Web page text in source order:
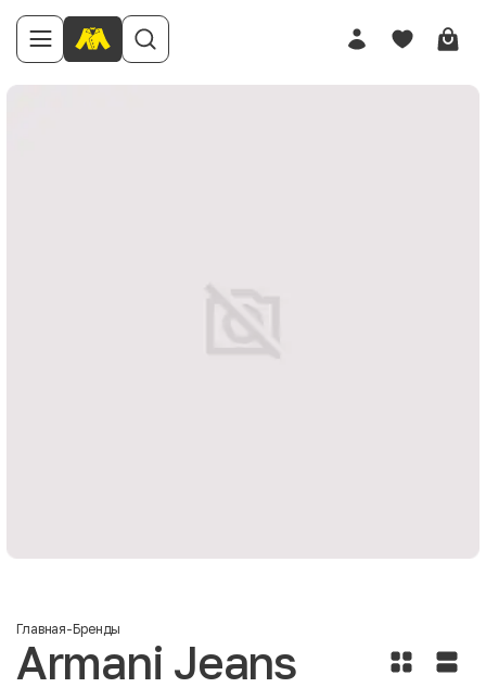
Главная-Бренды
Armani Jeans